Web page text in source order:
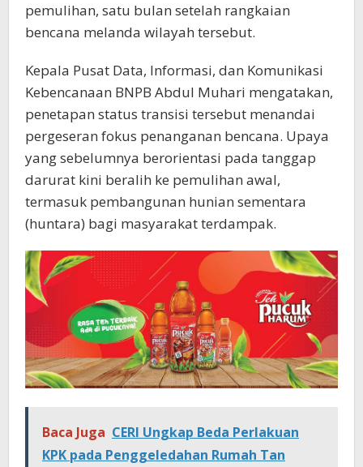
pemulihan, satu bulan setelah rangkaian
bencana melanda wilayah tersebut.
Kepala Pusat Data, Informasi, dan Komunikasi
Kebencanaan BNPB Abdul Muhari mengatakan,
penetapan status transisi tersebut menandai
pergeseran fokus penanganan bencana. Upaya
yang sebelumnya berorientasi pada tanggap
darurat kini beralih ke pemulihan awal,
termasuk pembangunan hunian sementara
(huntara) bagi masyarakat terdampak.
Baca Juga CERI Ungkap Beda Perlakuan
KPK pada Penggeledahan Rumah Tan